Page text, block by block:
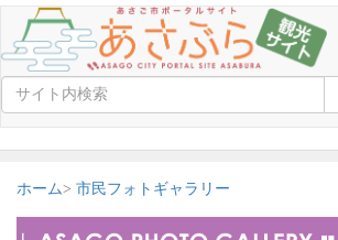
ホーム 市民フォトギャラリー